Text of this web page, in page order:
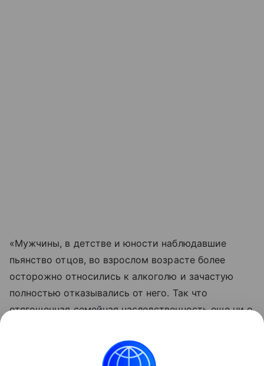
«Мужчины, в детстве и юности наблюдавшие
пьянство отцов, во взрослом возрасте более
осторожно относились к алкоголю и зачастую
полностью отказывались от него. Так что
отягощенная семейная наследственность еще ни о
человека, его индивидуальности, интеллекта и
мышления», — заключил Чередниченко.